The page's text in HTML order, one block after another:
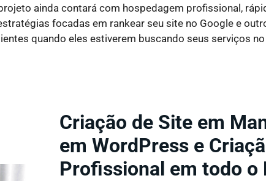
ainda contará com hospedagem profissional,
focadas em rankear seu site no Google e
quando eles estiverem buscando seus serviços
Criação de Site em
em WordPress e
Profissional em todo o